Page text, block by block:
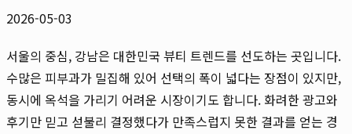
2026-05-03
서울의 중심, 강남은 대한민국 뷰티 트렌드를 선도하는 곳입니다.
수많은 피부과가 밀집해 있어 선택의 폭이 넓다는 장점이 있지만,
동시에 옥석을 가리기 어려운 시장이기도 합니다. 화려한 광고와
후기만 믿고 섣불리 결정했다가 만족스럽지 못한 결과를 얻는 경